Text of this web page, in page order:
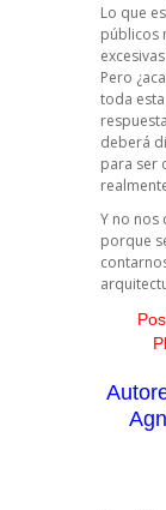
Lo que
públicos
Pero
toda
deberá
para ser
Y no nos
porque